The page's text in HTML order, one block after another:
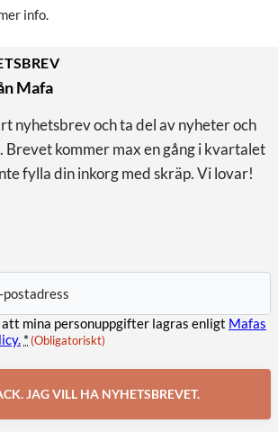
info.
Mafa
nyhetsbrev och ta del av nyheter och
kommer max en gång i kvartalet
fylla din inkorg med skräp. Vi lovar!
att mina personuppgifter lagras enligt Mafas
* (Obligatoriskt)